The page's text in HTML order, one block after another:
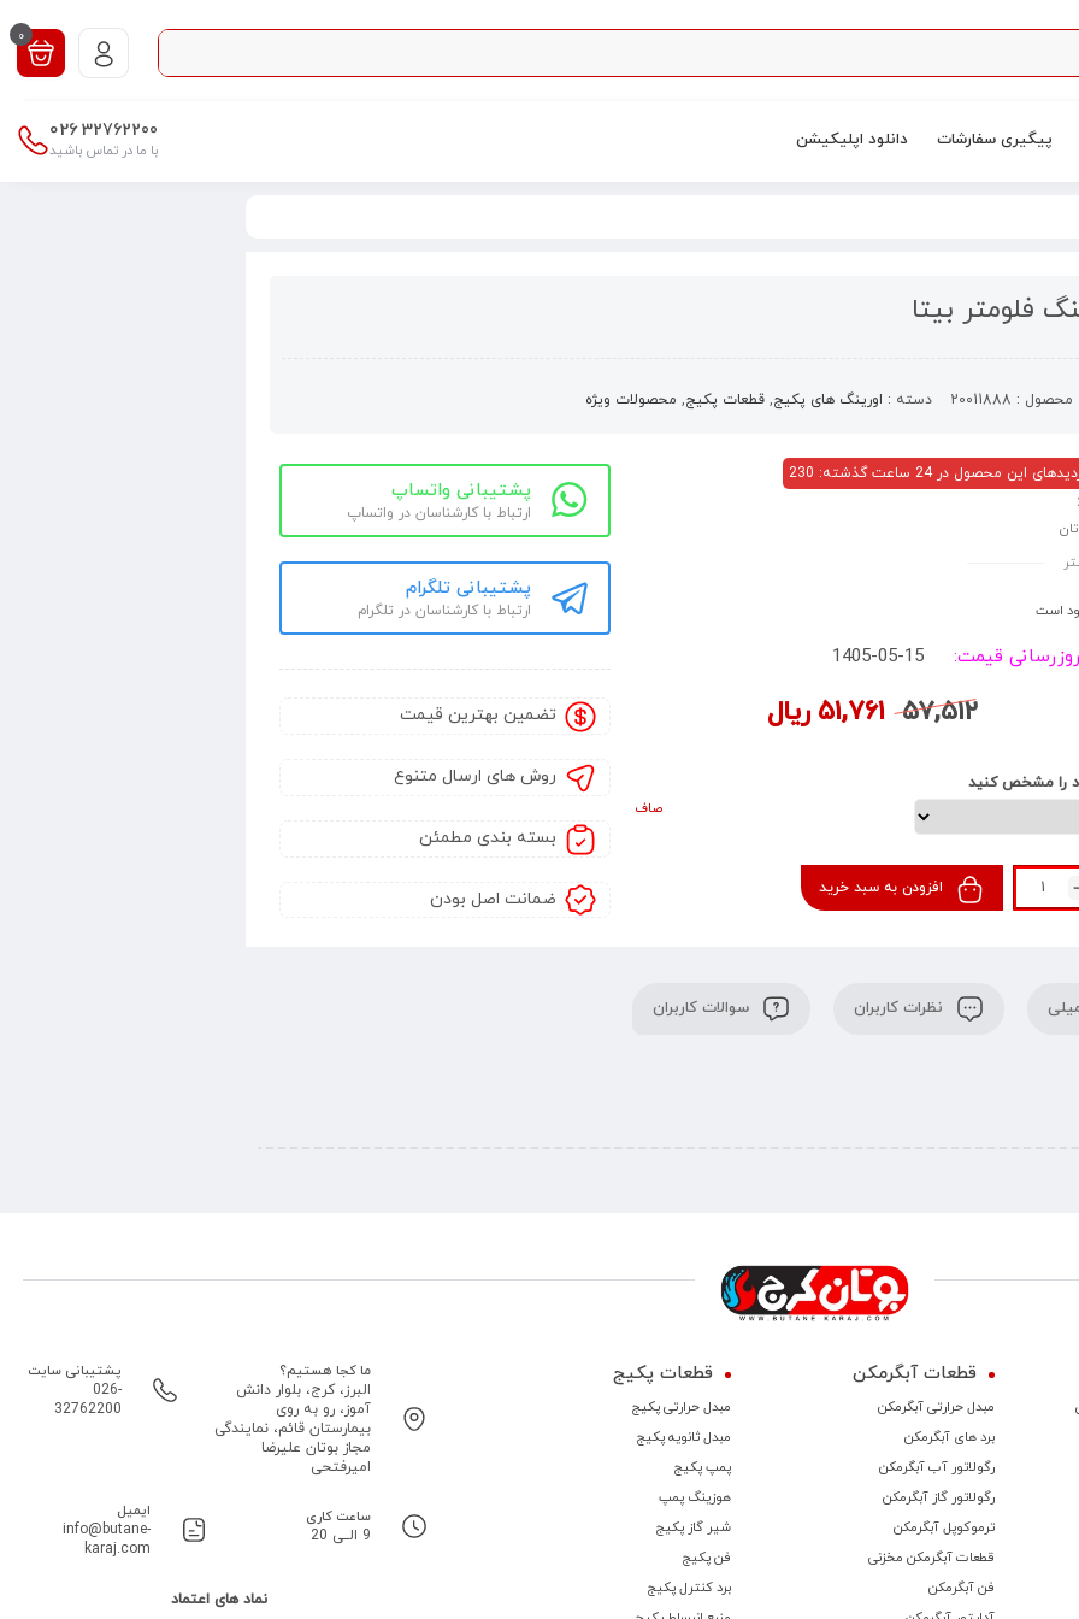
0
پیگیری سفارشات دانلود اپلیکیشن 32762200
026
با ما در تماس باشید
فلومتر بیتا
محصول : 20011888 دسته : اورینگ های پکیج, قطعات پکیج, محصولات ویژه
این محصول در 24 ساعت گذشته: 230
تکی / بسته 20 عددی
است
قیمت: 1405-05-15
۵۷,۵۱۲ ۵۱,۷۶۱ ریال
را مشخص کنید
صاف
افزودن به سبد خرید
پشتیبانی واتساپ
ارتباط با کارشناسان در واتساپ
پشتیبانی تلگرام
ارتباط با کارشناسان در تلگرام
تضمین بهترین قیمت
روش های ارسال متنوع
بسته بندی مطمئن
ضمانت اصل بودن
نظرات کاربران سوالات کاربران
قطعات آبگرمکن
مبدل حرارتی آبگرمکن
برد های آبگرمکن
رگولاتور آب آبگرمکن
رگولاتور گاز آبگرمکن
ترموكوپل آبگرمکن
قطعات آبگرمکن مخزنی
فن آبگرمکن
قطعات پکیج
مبدل حرارتی پکیج
مبدل ثانویه پکیج
پمپ پکیج
هوزینگ پمپ
شیر گاز پکیج
فن پکیج
برد کنترل پکیج
ما کجا هستیم؟
البرز، کرج، بلوار دانش
آموز، رو به روی
بیمارستان قائم، نمایندگی
مجاز بوتان علیرضا
امیرفتحی
پشتیبانی سایت
026-
32762200
ساعت کاری
9 الــی 20
ایمیل
info@butane-
karaj.com
نماد های اعتماد